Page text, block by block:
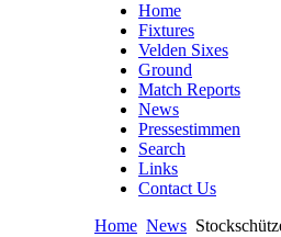
Home
Fixtures
Velden Sixes
Ground
Match Reports
News
Pressestimmen
Search
Links
Contact Us
Home News